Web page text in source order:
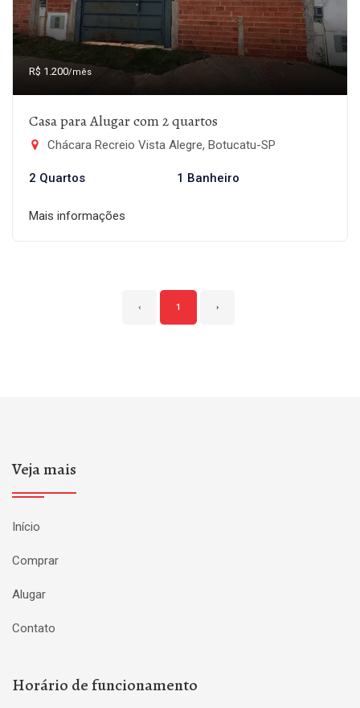
R$ 1.200/mês
Casa para Alugar com 2 quartos
Chácara Recreio Vista Alegre, Botucatu-SP
2 Quartos 1 Banheiro
Mais informações
‹ 1 ›
Veja mais
Início
Comprar
Alugar
Contato
Horário de funcionamento